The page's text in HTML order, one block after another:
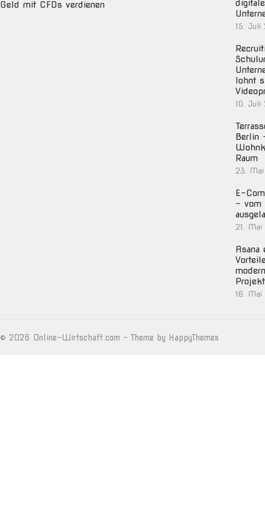
Geld mit CFDs verdienen
15. Juli
lohnt
10. Juli
Berlin
Raum
23.
E-
– vom
21. Mai
Asana
16. Mai
© 2026 Online-Wirtschaft.com - Theme by HappyThemes